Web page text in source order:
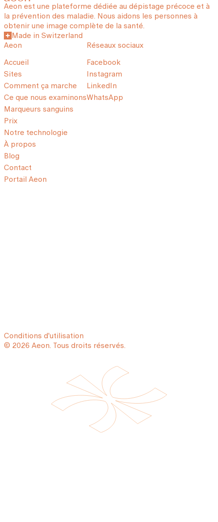
Aeon est une plateforme dédiée au dépistage précoce et à
la prévention des maladie. Nous aidons les personnes à
obtenir une image complète de la santé.
Made in Switzerland
Aeon
Accueil
Sites
Comment ça marche
Ce que nous examinons
Marqueurs sanguins
Prix
Notre technologie
À propos
Blog
Contact
Portail Aeon
Réseaux sociaux
Facebook
Instagram
LinkedIn
WhatsApp
Conditions d'utilisation
© 2026 Aeon. Tous droits réservés.